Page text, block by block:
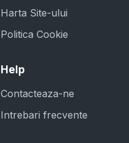
Harta Site-ului
Politica Cookie
Help
Contacteaza-ne
Intrebari frecvente